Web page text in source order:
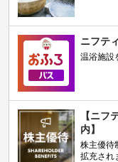
ニフテ
温浴施設
【ニフ
内】
株主優待
拡充され